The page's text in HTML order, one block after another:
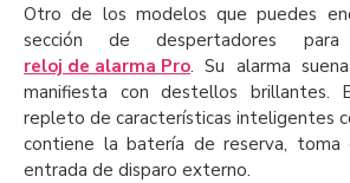
Otro de los modelos que puedes
sección de despertadores
reloj de alarma Pro. Su alarma
manifiesta con destellos brillantes.
repleto de características inteligentes
contiene la batería de reserva,
entrada de disparo externo.